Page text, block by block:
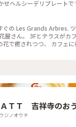
せヘルシーデリプレート
）*+ 野菜がたっぷりと
レグランザンブル
#カフェ #花屋 #南麻布
ぐの Les Grands Arbres.
屋さん。 3Fとテラスがカ
花で癒されつつ、 カフェ
ザンブル
の街 #東京 #広尾 #花屋 #
ＴＴ 吉祥寺のお
ジノオウチ